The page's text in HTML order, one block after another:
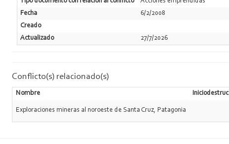
Fecha
6/2/2008
Creado
Actualizado
27/7/2026
Conflicto(s) relacionado(s)
Nombre Iniciodestruc
Exploraciones mineras al noroeste de Santa Cruz, Patagonia